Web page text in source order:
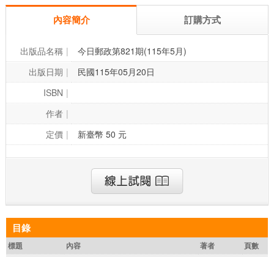
內容簡介 訂購方式
出版品名稱
今日郵政第821期(115年5月)
出版日期
民國115年05月20日
ISBN
作者
定價
新臺幣 50 元
目錄
標題 內容 著者 頁數